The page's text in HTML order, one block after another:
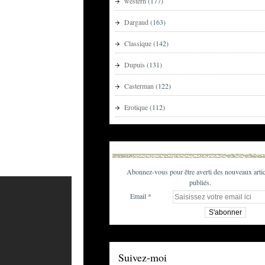
Dargaud (163)
Classique(142)
Dupuis (131)
Casterman (122)
Erotique(112)
Abonnez-vous pour être averti des nouveaux
publiés.
Email
Suivez-moi